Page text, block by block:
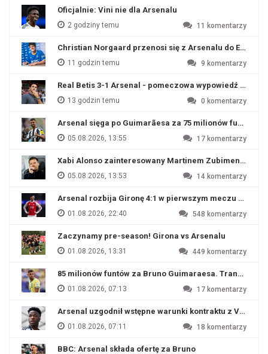
Oficjalnie: Vini nie dla Arsenalu
2 godziny temu 11 komentarzy
Christian Norgaard przenosi się z Arsenalu do
11 godzin temu 9 komentarzy
Real Betis 3-1 Arsenal - pomeczowa wypowiedź Artety
13 godzin temu 0 komentarzy
Arsenal sięga po Guimarãesa za 75 milionów funtów
05.08.2026, 13:55 17 komentarzy
Xabi Alonso zainteresowany Martinem Zubimendim
05.08.2026, 13:53 14 komentarzy
Arsenal rozbija Gironę 4:1 w pierwszym meczu
01.08.2026, 22:40 548 komentarzy
Zaczynamy pre-season! Girona vs Arsenalu
01.08.2026, 13:31 449 komentarzy
85 milionów funtów za Bruno Guimaraesa. Transfer
01.08.2026, 07:13 17 komentarzy
Arsenal uzgodnił wstępne warunki kontraktu z
01.08.2026, 07:11 18 komentarzy
BBC: Arsenal składa ofertę za Bruno